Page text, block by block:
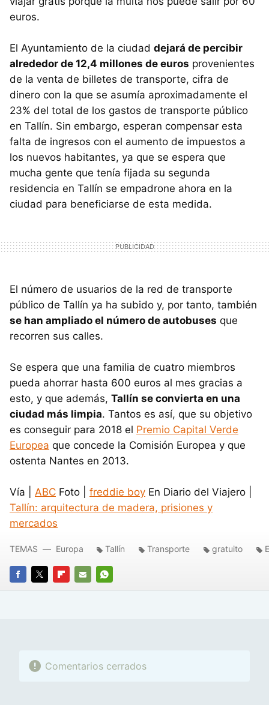
euros.
El Ayuntamiento de la ciudad dejará de percibir
alrededor de 12,4 millones de euros provenientes
de la venta de billetes de transporte, cifra de
dinero con la que se asumía aproximadamente el
23% del total de los gastos de transporte público
en Tallín. Sin embargo, esperan compensar esta
falta de ingresos con el aumento de impuestos a
los nuevos habitantes, ya que se espera que
mucha gente que tenía fijada su segunda
residencia en Tallín se empadrone ahora en la
ciudad para beneficiarse de esta medida.
El número de usuarios de la red de transporte
público de Tallín ya ha subido y, por tanto, también
se han ampliado el número de autobuses que
recorren sus calles.
Se espera que una familia de cuatro miembros
pueda ahorrar hasta 600 euros al mes gracias a
esto, y que además, Tallín se convierta en una
ciudad más limpia. Tantos es así, que su objetivo
es conseguir para 2018 el Premio Capital Verde
Europea que concede la Comisión Europea y que
ostenta Nantes en 2013.
Vía | ABC Foto | freddie boy En Diario del Viajero |
Tallín: arquitectura de madera, prisiones y
mercados
FACEBOOK
TWITTERFLIPBOARD
E-
WHATSAPP
TEMAS Europa Tallín Transporte gratuito
Comentarios cerrados